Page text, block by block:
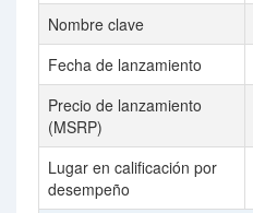
Nombre clave
Fecha de lanzamiento
Precio de lanzamiento
(MSRP)
Lugar en calificación por
desempeño